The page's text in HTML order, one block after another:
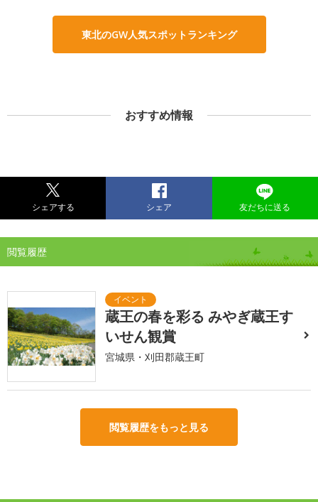
東北のGW人気スポットランキング
おすすめ情報
シェアする シェア 友だちに送る
閲覧履歴
蔵王の春を彩る みやぎ蔵王す
いせん観賞
宮城県・刈田郡蔵王町
閲覧履歴をもっと見る